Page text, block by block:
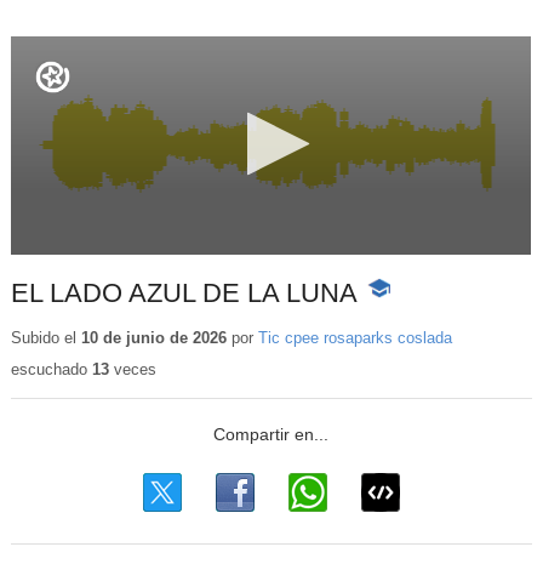
EL LADO AZUL DE LA LUNA -
educativo
Subido el 10 de junio de 2026por Tic cpee rosaparks coslada
escuchado 13veces